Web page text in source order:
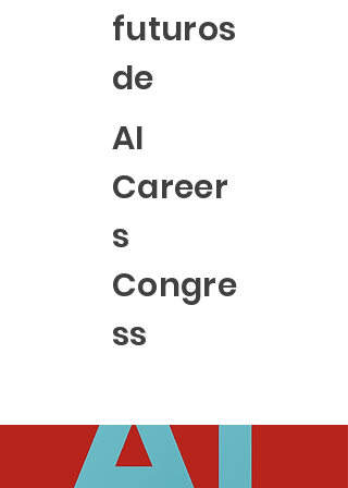
futuros
de
AI
Career
s
Congre
ss